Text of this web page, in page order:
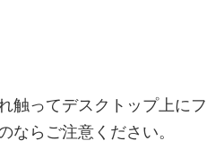
触ってデスクトップ上にフ
ならご注意ください。